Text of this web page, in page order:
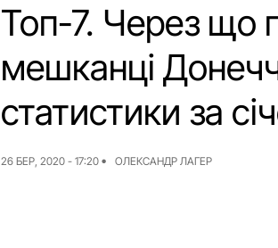
Топ-7. Через що
мешканці
статистики за
26 БЕР, 2020 - 17:20 ОЛЕКСАНДР ЛАГЕР